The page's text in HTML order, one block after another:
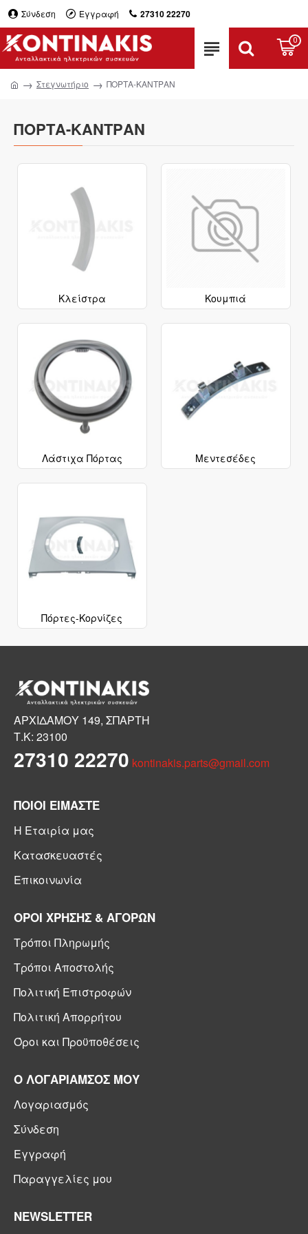
Σύνδεση Εγγραφή 27310 22270
0
Στεγνωτήριο ΠΟΡΤΑ-ΚΑΝΤΡΑΝ
ΠΟΡΤΑ-ΚΑΝΤΡΑΝ
Κλείστρα Κουμπιά
Λάστιχα Πόρτας Μεντεσέδες
Πόρτες-Κορνίζες
ΑΡΧΙΔΑΜΟΥ 149, ΣΠΑΡΤΗ
Τ.Κ: 23100
27310 22270 kontinakis.parts@gmail.com
ΠΟΙΟΙ ΕΙΜΑΣΤΕ
Η Εταιρία μας
Κατασκευαστές
Επικοινωνία
ΟΡΟΙ ΧΡΗΣΗΣ & ΑΓΟΡΩΝ
Τρόποι Πληρωμής
Τρόποι Αποστολής
Πολιτική Επιστροφών
Πολιτική Απορρήτου
Όροι και Προϋποθέσεις
Ο ΛΟΓΑΡΙΑΜΣΟΣ ΜΟΥ
Λογαριασμός
Σύνδεση
Εγγραφή
Παραγγελίες μου
NEWSLETTER